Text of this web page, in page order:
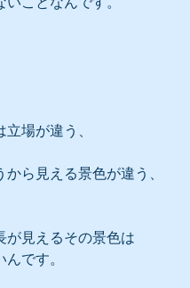
場が違う、
から見える景色が違う、
が見えるその景色は
んです。